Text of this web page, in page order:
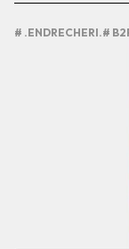
# .ENDRECHERI.#